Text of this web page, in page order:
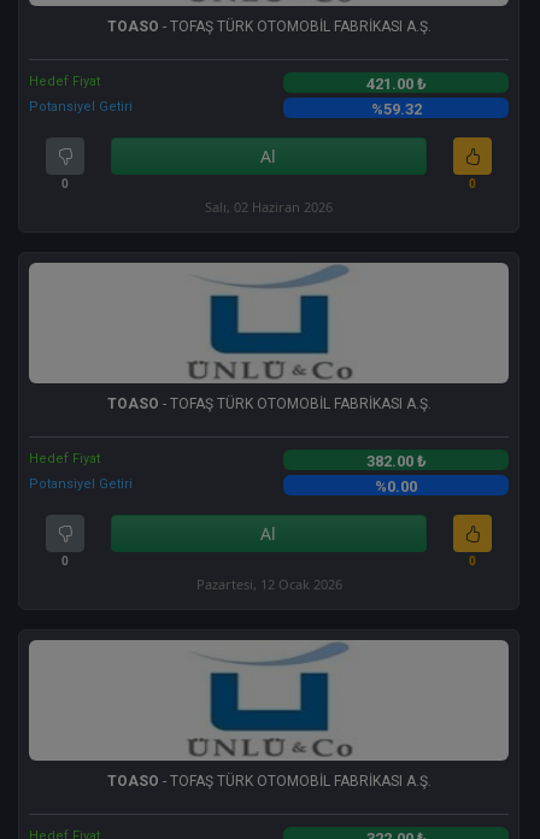
TOASO - TOFAŞ TÜRK OTOMOBİL FABRİKASI A.Ş.
Hedef Fiyat 421.00 ₺
Potansiyel Getiri %59.32
0
Al
0
Salı, 02 Haziran 2026
TOASO - TOFAŞ TÜRK OTOMOBİL FABRİKASI A.Ş.
Hedef Fiyat 382.00 ₺
Potansiyel Getiri %0.00
0
Al
0
Pazartesi, 12 Ocak 2026
TOASO - TOFAŞ TÜRK OTOMOBİL FABRİKASI A.Ş.
Hedef Fiyat